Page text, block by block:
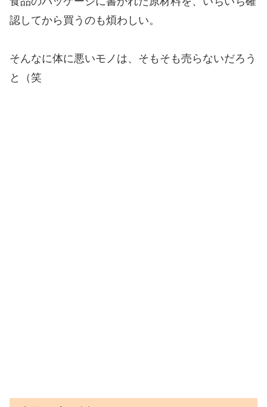
認してから買うのも煩わしい。
そんなに体に悪いモノは、そもそも売らないだろう
と（笑